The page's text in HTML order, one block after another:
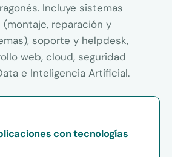
Incluye sistemas
reparación y
soporte y helpdesk,
web, cloud, seguridad
e Inteligencia Artificial.
con tecnologías